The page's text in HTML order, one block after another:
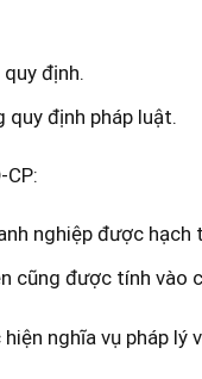
định.
quy định pháp luật.
nghiệp được
cũng được tính vào
nghĩa vụ pháp lý